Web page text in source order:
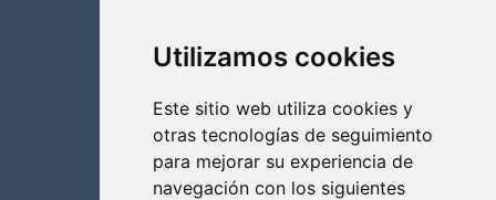
Utilizamos cookies
Este sitio web utiliza cookies y
otras tecnologías de seguimiento
para mejorar su experiencia de
navegación con los siguientes